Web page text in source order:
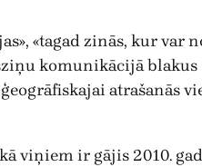
«tagad zinās, kur
komunikācijā blakus
atrašanās
viņiem ir gājis 2010.